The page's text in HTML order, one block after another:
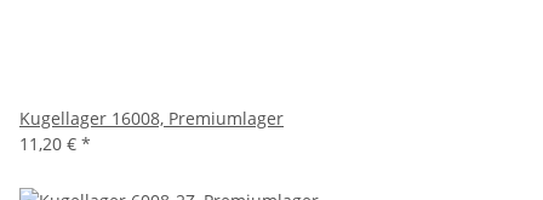
Kugellager 16008, Premiumlager
11,20 € *